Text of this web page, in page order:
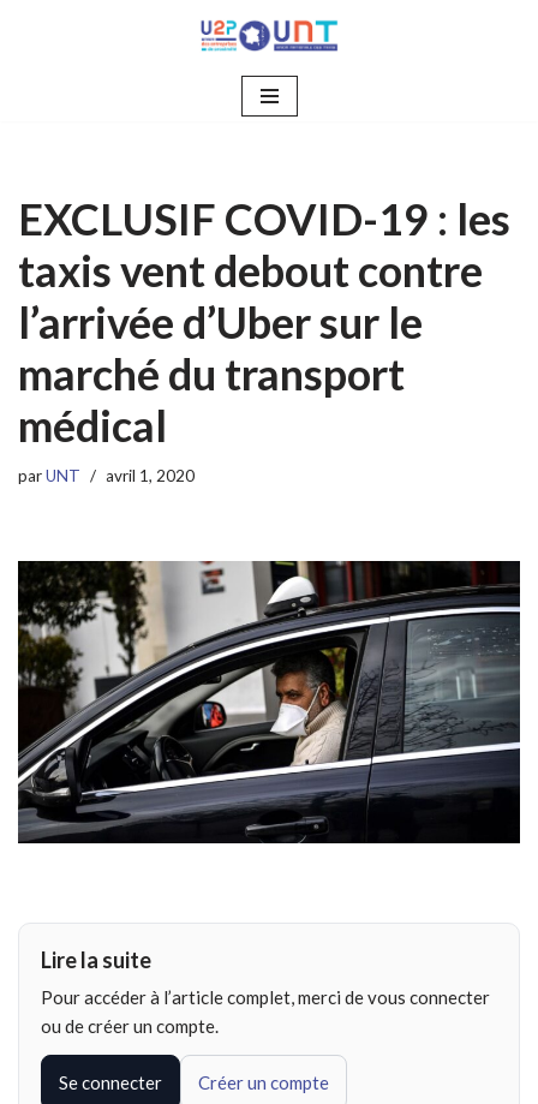
EXCLUSIF COVID-19 : les
taxis vent debout contre
l’arrivée d’Uber sur le
marché du transport
médical
parUNT avril 1, 2020
Lire la suite
Pour accéder à l’article complet, merci de vous connecter
ou de créer un compte.
Se connecter Créer un compte